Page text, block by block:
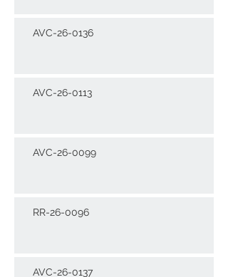
AVC-26-0136
AVC-26-0113
AVC-26-0099
RR-26-0096
AVC-26-0137